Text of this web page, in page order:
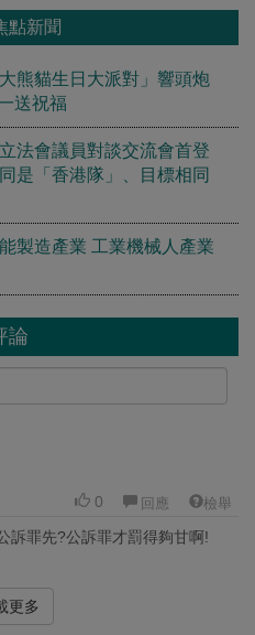
點新聞
熊貓生日大派對」響頭炮
送祝福
法會議員對談交流會首登
是「香港隊」、目標相同
製造產業 工業機械人產業
論
0 回應 檢舉
訴罪先?公訴罪才罰得夠甘啊!
更多